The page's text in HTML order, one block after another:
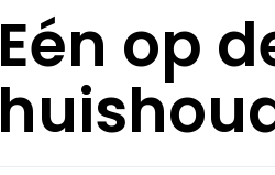
Eén op